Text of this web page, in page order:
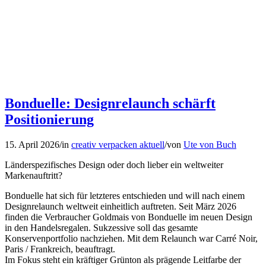
Bonduelle: Designrelaunch schärft
Positionierung
15. April 2026/in creativ verpacken aktuell/von Ute von Buch
Länderspezifisches Design oder doch lieber ein weltweiter
Markenauftritt?
Bonduelle hat sich für letzteres entschieden und will nach einem
Designrelaunch weltweit einheitlich auftreten. Seit März 2026
finden die Verbraucher Goldmais von Bonduelle im neuen Design
in den Handelsregalen. Sukzessive soll das gesamte
Konservenportfolio nachziehen. Mit dem Relaunch war Carré Noir,
Paris / Frankreich, beauftragt.
Im Fokus steht ein kräftiger Grünton als prägende Leitfarbe der